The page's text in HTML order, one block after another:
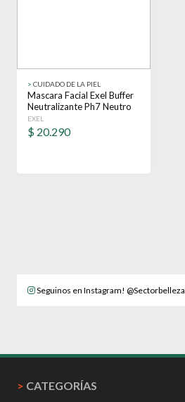
> CUIDADO DE LA PIEL
Mascara Facial Exel Buffer
Neutralizante Ph7 Neutro
200ml Todo Tipo De Piel
EXEL
$ 20.290
Seguinos en Instagram! @Sectorbelleza
> CATEGORÍAS